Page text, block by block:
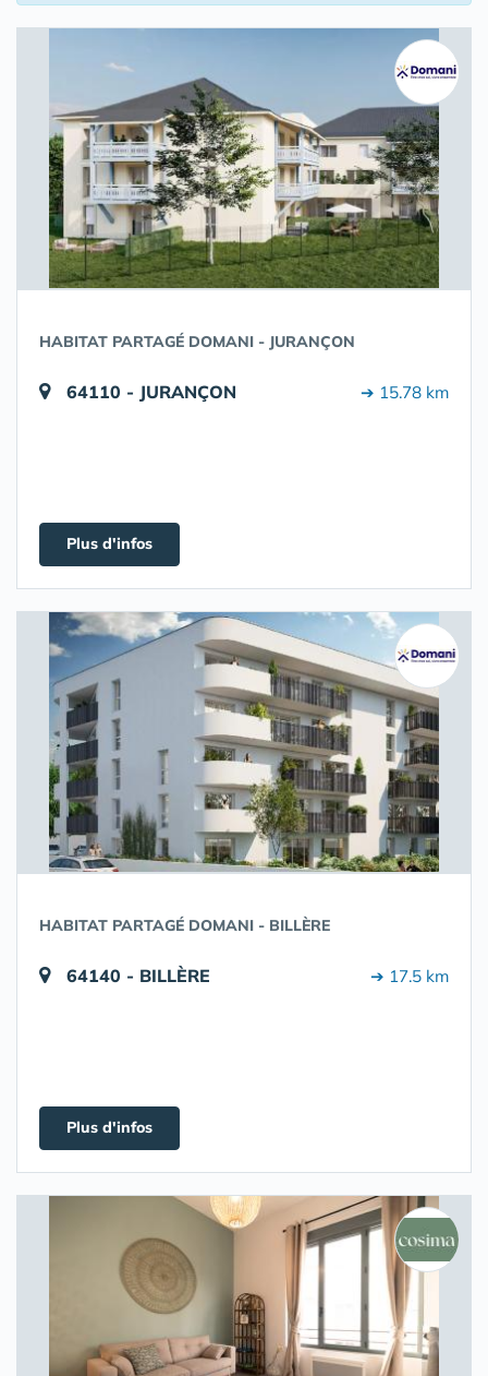
HABITAT PARTAGÉ DOMANI - JURANÇON
64110 - JURANÇON ➔ 15.78 km
Plus d'infos
HABITAT PARTAGÉ DOMANI - BILLÈRE
64140 - BILLÈRE ➔ 17.5 km
Plus d'infos